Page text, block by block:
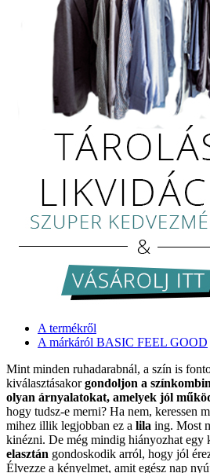
A termékről
A márkáról BASIC FEEL GOOD
Mint minden ruhadarabnál, a szín is
kiválasztásakorgondoljon a
olyan árnyalatokat, amelyek jól
hogy tudsz-e merni? Ha nem, keressen
mihez illik legjobban ez a lila ing. Most
kinézni. De még mindig hiányozhat egy
elasztán gondoskodik arról, hogy jól
Élvezze a kényelmet, amit egész nap